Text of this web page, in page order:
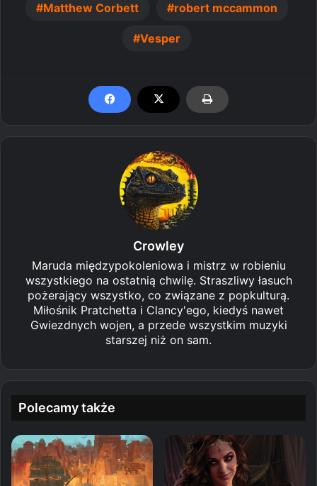
Matthew Corbett robert mccammon
Vesper
Crowley
Maruda międzypokoleniowa i mistrz w robieniu
wszystkiego na ostatnią chwilę. Straszliwy łasuch
pożerający wszystko, co związane z popkulturą.
Miłośnik Pratchetta i Clancy'ego, kiedyś nawet
Gwiezdnych wojen, a przede wszystkim muzyki
starszej niż on sam.
Polecamy także